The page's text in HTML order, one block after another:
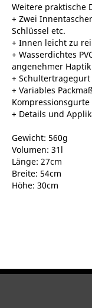
Weitere praktische
+ Zwei
Schlüssel etc.
+ Innen leicht zu
+ Wasserdichtes
angenehmer Haptik
+
+ Variables
+ Details und
Gewicht: 560g
Volumen: 31l
Länge: 27cm
Breite: 54cm
Höhe: 30cm